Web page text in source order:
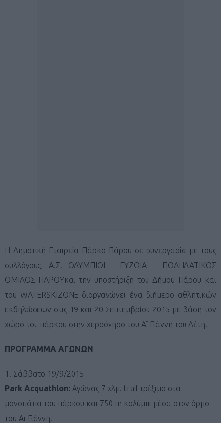
Η Δημοτική Εταιρεία Πάρκο Πάρου σε συνεργασία με τους
συλλόγους, Α.Σ. ΟΛΥΜΠΙΟΙ -ΕΥΖΩΙΑ – ΠΟΔΗΛΑΤΙΚΟΣ
ΟΜΙΛΟΣ ΠΑΡΟΥκαι την υποστήριξη του Δήμου Πάρου και
του WATERSKIZONE διοργανώνει ένα διήμερο αθλητικών
εκδηλώσεων στις 19 και 20 Σεπτεμβρίου 2015 με βάση τον
χώρο του πάρκου στην χερσόνησο του Αϊ Γιάννη του Δέτη.
ΠΡΟΓΡΑΜΜΑ ΑΓΩΝΩΝ
1. Σάββατο 19/9/2015
Park Acquathlon: Αγώνας 7 χλμ. trail τρέξιμο στα
μονοπάτια του πάρκου και 750 m κολύμπι μέσα στον όρμο
του Αι Γιάννη.